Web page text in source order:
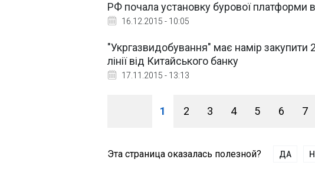
РФ почала установку бурової платформи в
16.12.2015 - 10:05
"Укргазвидобування" має намір закупити
лінії від Китайського банку
17.11.2015 - 13:13
1 2 3 4 5 6 7
Эта страница оказалась полезной? ДА